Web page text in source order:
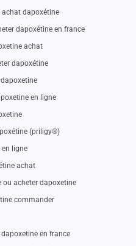
dapoxétine
dapoxétine en france
achat
dapoxétine
en ligne
(priligy®)
ligne
achat
ou acheter dapoxetine
commander
en france